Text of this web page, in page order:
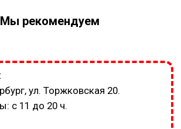
Мы рекомендуем